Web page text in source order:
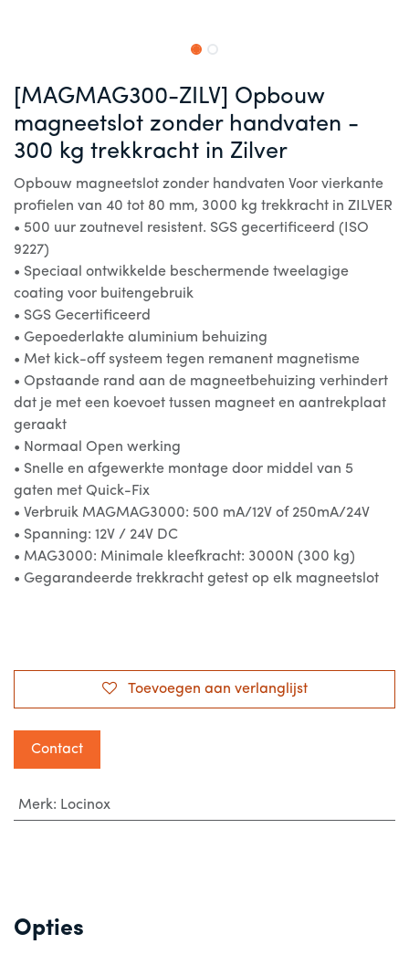
[MAGMAG300-ZILV] Opbouw
magneetslot zonder handvaten -
300 kg trekkracht in Zilver
Opbouw magneetslot zonder handvaten Voor vierkante
profielen van 40 tot 80 mm, 3000 kg trekkracht in ZILVER
• 500 uur zoutnevel resistent. SGS gecertificeerd (ISO
9227)
• Speciaal ontwikkelde beschermende tweelagige
coating voor buitengebruik
• SGS Gecertificeerd
• Gepoederlakte aluminium behuizing
• Met kick-off systeem tegen remanent magnetisme
• Opstaande rand aan de magneetbehuizing verhindert
dat je met een koevoet tussen magneet en aantrekplaat
geraakt
• Normaal Open werking
• Snelle en afgewerkte montage door middel van 5
gaten met Quick-Fix
• Verbruik MAGMAG3000: 500 mA/12V of 250mA/24V
• Spanning: 12V / 24V DC
• MAG3000: Minimale kleefkracht: 3000N (300 kg)
• Gegarandeerde trekkracht getest op elk magneetslot
Toevoegen aan verlanglijst
Contact
Merk: Locinox
Opties